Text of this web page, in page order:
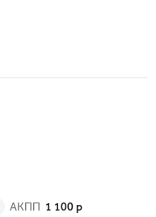
АКПП 1 100 р